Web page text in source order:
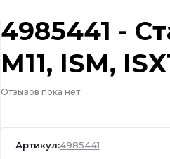
4985441 -
M11, ISM,
Отзывов пока нет
Артикул:4985441